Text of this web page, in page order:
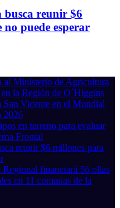
reunir $6
puede esperar
al Ministerio de Agricultura
la Región de O´Higgins
San Vicente en el Mundial
2026
en terreno para evaluar
Frontal
reunir $6 millones para
financiará 56 ollas
en 11 comunas de la